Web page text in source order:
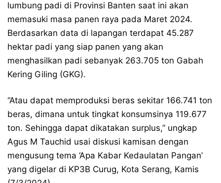
lumbung padi di Provinsi Banten saat ini akan
memasuki masa panen raya pada Maret 2024.
Berdasarkan data di lapangan terdapat 45.287
hektar padi yang siap panen yang akan
menghasilkan padi sebanyak 263.705 ton Gabah
Kering Giling (GKG).
“Atau dapat memproduksi beras sekitar 166.741 ton
beras, dimana untuk tingkat konsumsinya 119.677
ton. Sehingga dapat dikatakan surplus,” ungkap
Agus M Tauchid usai diskusi kamisan dengan
mengusung tema ‘Apa Kabar Kedaulatan Pangan’
yang digelar di KP3B Curug, Kota Serang, Kamis